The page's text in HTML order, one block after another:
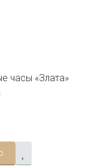
часы «Злата»